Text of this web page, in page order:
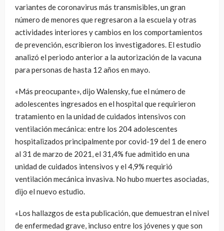
variantes de coronavirus más transmisibles, un gran
número de menores que regresaron a la escuela y otras
actividades interiores y cambios en los comportamientos
de prevención, escribieron los investigadores. El estudio
analizó el periodo anterior a la autorización de la vacuna
para personas de hasta 12 años en mayo.
«Más preocupante», dijo Walensky, fue el número de
adolescentes ingresados en el hospital que requirieron
tratamiento en la unidad de cuidados intensivos con
ventilación mecánica: entre los 204 adolescentes
hospitalizados principalmente por covid-19 del 1 de enero
al 31 de marzo de 2021, el 31,4% fue admitido en una
unidad de cuidados intensivos y el 4,9% requirió
ventilación mecánica invasiva. No hubo muertes asociadas,
dijo el nuevo estudio.
«Los hallazgos de esta publicación, que demuestran el nivel
de enfermedad grave, incluso entre los jóvenes y que son